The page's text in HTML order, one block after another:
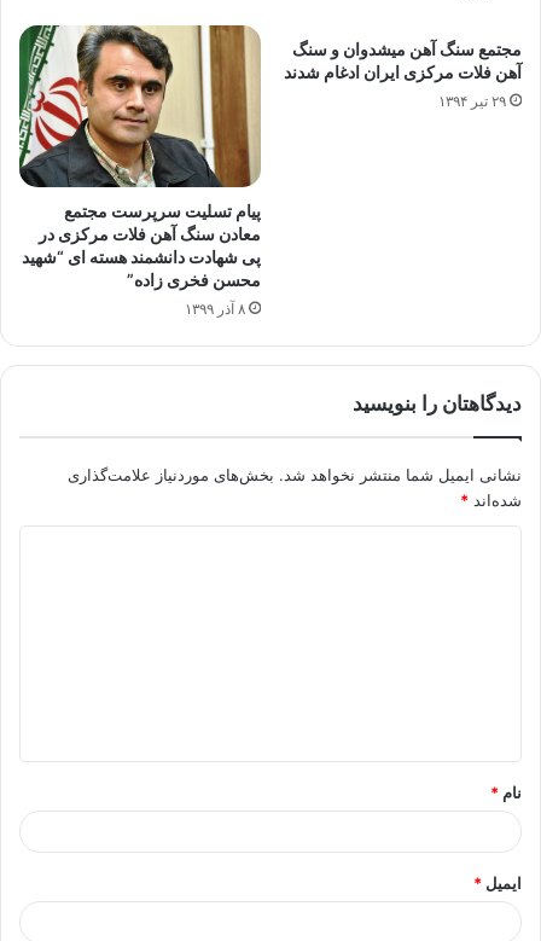
مجتمع سنگ آهن میشدوان و سنگ
آهن فلات مرکزی ایران ادغام شدند
۲۹ تیر ۱۳۹۴
پیام تسلیت سرپرست مجتمع
معادن سنگ آهن فلات مرکزی در
پی شهادت دانشمند هسته ای “شهید
محسن فخری زاده”
۸ آذر ۱۳۹۹
دیدگاهتان را بنویسید
نشانی ایمیل شما منتشر نخواهد شد. بخش‌های موردنیاز علامت‌گذاری
شده‌اند *
*
نام *
ایمیل *